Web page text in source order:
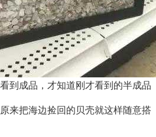
到成品，才知道刚才看到的半成品
来把海边捡回的贝壳就这样随意搭